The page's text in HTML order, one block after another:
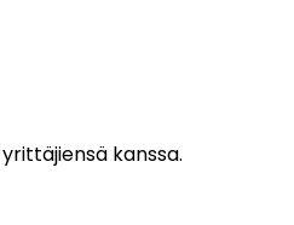
kanssa.